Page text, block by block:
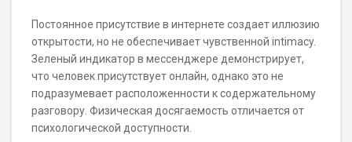
Постоянное присутствие в интернете создает иллюзию
открытости, но не обеспечивает чувственной intimacy.
Зеленый индикатор в мессенджере демонстрирует,
что человек присутствует онлайн, однако это не
подразумевает расположенности к содержательному
разговору. Физическая досягаемость отличается от
психологической доступности.